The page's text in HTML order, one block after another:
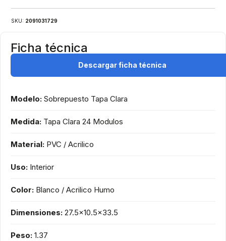
SKU: 2091031729
Ficha técnica
Descargar ficha técnica
Modelo: Sobrepuesto Tapa Clara
Medida: Tapa Clara 24 Modulos
Material: PVC / Acrilico
Uso: Interior
Color: Blanco / Acrilico Humo
Dimensiones: 27.5x10.5x33.5
Peso: 1.37